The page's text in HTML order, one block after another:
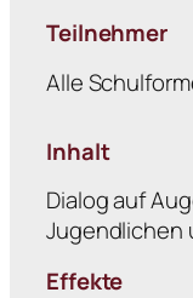
Teilnehmer
Alle
Inhalt
Dialog auf
Jugendlichen
Effekte